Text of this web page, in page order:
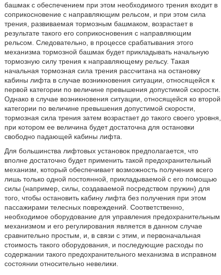
башмак с обеспечением при этом необходимого трения входит в
соприкосновение с направляющим рельсом, и при этом сила
трения, развиваемая тормозным башмаком, возрастает в
результате такого его соприкосновения с направляющим
рельсом. Следовательно, в процессе срабатывания этого
механизма тормозной башмак будет прикладывать начальную
тормозную силу трения к направляющему рельсу. Такая
начальная тормозная сила трения рассчитана на остановку
кабины лифта в случае возникновения ситуации, относящейся к
первой категории по величине превышения допустимой скорости.
Однако в случае возникновения ситуации, относящейся ко второй
категории по величине превышения допустимой скорости,
тормозная сила трения затем возрастает до такого своего уровня,
при котором ее величина будет достаточна для остановки
свободно падающей кабины лифта.
Для большинства лифтовых установок предполагается, что
вполне достаточно будет применить такой предохранительный
механизм, который обеспечивает возможность получения всего
лишь только одной постоянной, прикладываемой с его помощью
силы (например, силы, создаваемой посредством пружин) для
того, чтобы остановить кабину лифта без получения при этом
пассажирами телесных повреждений. Соответственно,
необходимое оборудование для управления предохранительным
механизмом и его регулирования является в данном случае
сравнительно простым, и, в связи с этим, и первоначальная
стоимость такого оборудования, и последующие расходы по
содержании такого предохранительного механизма в исправном
состоянии относительно невелики.